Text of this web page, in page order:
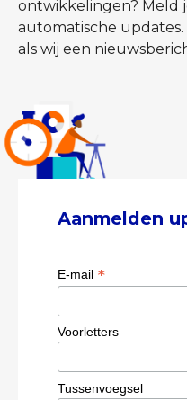
ontwikkelingen? Meld
automatische updates.
als wij een
Aanmelden
E-mail *
Voorletters
Tussenvoegsel